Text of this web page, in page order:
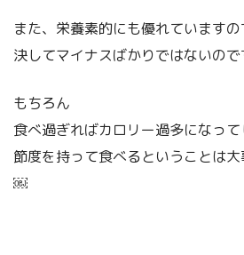
また、栄養素的にも優れていますの
決してマイナスばかりではないので
もちろん
食べ過ぎればカロリー過多になって
節度を持って食べるということは大
￼